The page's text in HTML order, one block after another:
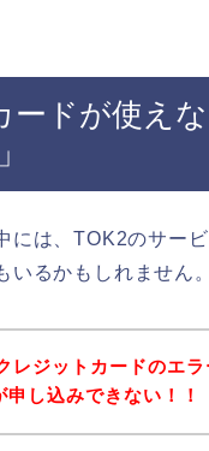
ドが使え
には、TOK2のサー
るかもしれません
レジットカードのエ
し込みできない！！